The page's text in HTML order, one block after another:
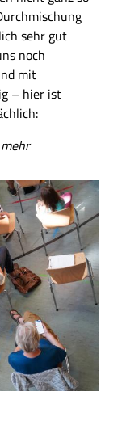
sehr gut
noch
mit
– hier ist